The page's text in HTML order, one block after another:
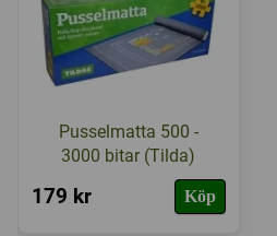
Pusselmatta 500 -
3000 bitar (Tilda)
179 kr Köp